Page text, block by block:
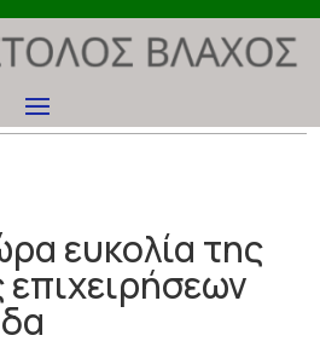
ευκολία της
επιχειρήσεων